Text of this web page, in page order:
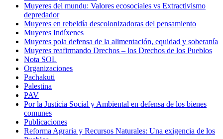
Muyeres del mundu: Valores ecosociales vs Extractivismo
depredador
Muyeres en rebeldía descolonizadoras del pensamiento
Muyeres Indíxenes
Muyeres pola defensa de la alimentación, equidad y soberanía
Muyeres reafirmando Drechos – los Drechos de los Pueblos
Nota SOL
Organizaciones
Pachakuti
Palestina
PAV
Por la Justicia Social y Ambiental en defensa de los bienes
comunes
Publicaciones
Reforma Agraria y Recursos Naturales: Una exigencia de los